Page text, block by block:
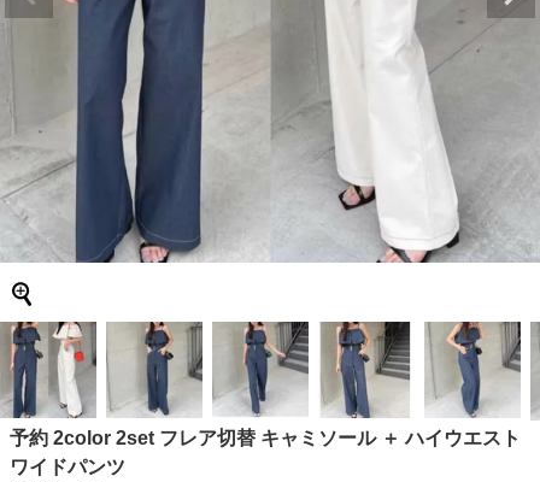
予約 2color 2set フレア切替 キャミソール ＋ ハイウエスト
ワイドパンツ